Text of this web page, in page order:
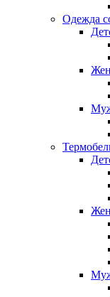
Одежда